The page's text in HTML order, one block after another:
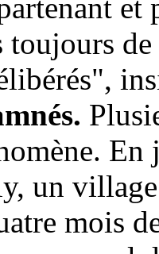
toujours
un
mois